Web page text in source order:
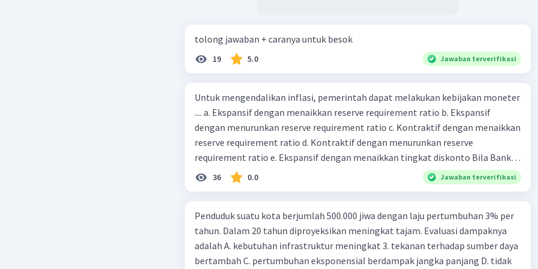
tolong jawaban + caranya untuk besok
19 5.0 Jawaban terverifikasi
Untuk mengendalikan inflasi, pemerintah dapat melakukan kebijakan moneter
.... a. Ekspansif dengan menaikkan reserve requirement ratio b. Ekspansif
dengan menurunkan reserve requirement ratio c. Kontraktif dengan menaikkan
reserve requirement ratio d. Kontraktif dengan menurunkan reserve
requirement ratio e. Ekspansif dengan menaikkan tingkat diskonto Bila Bank
Indonesia melakukan kebijakan moneter ekspansif, ceteris paribus maka .... a.
Menimbulkan inflasi di mana bentuk kurva jumlah uang beredar (penawaran
kurva jumlah uang beredar (penawaran uang) naik dari kiri bawah ke kanan atas
c. Tingkat bunga meningkat di mana bentuk kurva jumlah uang beredar
(penawaran uang) naik dari kiri bawah ke kanan atas d. Tingkat bunga turun di
mana bentuk kurva jumlah uang beredar (penawaran uang) naik dari kiri bawah
36 0.0 Jawaban terverifikasi
Penduduk suatu kota berjumlah 500.000 jiwa dengan laju pertumbuhan 3% per
tahun. Dalam 20 tahun diproyeksikan meningkat tajam. Evaluasi dampaknya
adalah A. kebutuhan infrastruktur meningkat 3. tekanan terhadap sumber daya
bertambah C. pertumbuhan eksponensial berdampak jangka panjang D. tidak